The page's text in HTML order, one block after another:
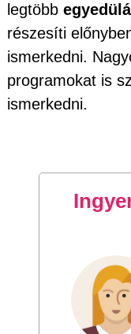
legtöbb
részesíti
ismerkedni.
programokat is
ismerkedni.